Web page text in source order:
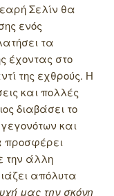
Σελίν θα
ενός
τα
έχοντας στο
της εχθρούς. Η
και πολλές
διαβάσει το
και
προσφέρει
την άλλη
απόλυτα
μας την σκόνη